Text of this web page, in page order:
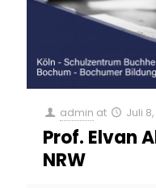
admin at Juli
Prof. Elvan
NRW